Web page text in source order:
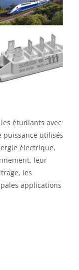
étudiants avec
puissance utilisés
électrique,
leur
les
applications